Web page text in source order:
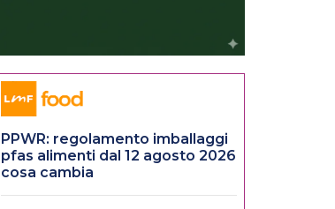
PPWR: regolamento imballaggi
pfas alimenti dal 12 agosto 2026
cosa cambia